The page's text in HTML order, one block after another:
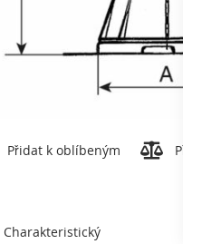
Přidat k oblíbeným Přidat
Charakteristický